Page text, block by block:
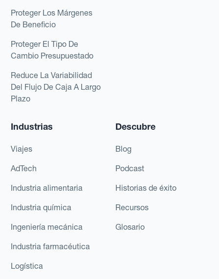
Proteger Los Márgenes
De Beneficio
Proteger El Tipo De
Cambio Presupuestado
Reduce La Variabilidad
Del Flujo De Caja A Largo
Plazo
Industrias
Viajes
AdTech
Industria alimentaria
Industria química
Ingeniería mecánica
Industria farmacéutica
Logística
Descubre
Blog
Podcast
Historias de éxito
Recursos
Glosario